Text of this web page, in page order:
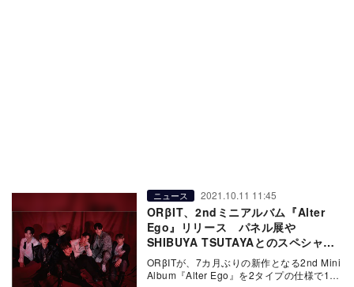
ニュース 2021.10.11 11:45
ORβIT、2ndミニアルバム『Alter
Ego』リリース パネル展や
SHIBUYA TSUTAYAとのスペシャル
コラボ企画も
ORβITが、7カ月ぶりの新作となる2nd Mini
Album『Alter Ego』を2タイプの仕様で11